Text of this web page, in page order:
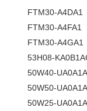
FTM30-A4DA1
FTM30-A4FA1
FTM30-A4GA1
53H08-
50W40-
50W50-
50W25-